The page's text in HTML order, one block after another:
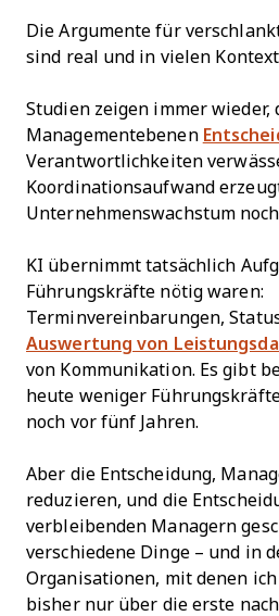
Die Argumente für
sind real und in vielen
Studien zeigen immer wieder,
Managementebenen
Verantwortlichkeiten
Koordinationsaufwand
Unternehmenswachstum
KI übernimmt tatsächlich
Führungskräfte nötig waren:
Terminvereinbarungen,
Auswertung von
von Kommunikation. Es gibt
heute weniger
noch vor fünf Jahren.
Aber die Entscheidung,
reduzieren, und die
verbleibenden Managern
verschiedene Dinge – und in
Organisationen, mit denen
bisher nur über die erste